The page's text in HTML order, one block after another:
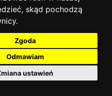
skąd pochodzą
Zgoda
Odmawiam
ustawień
15